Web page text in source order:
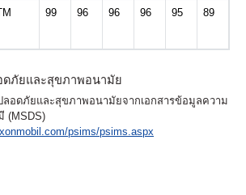
99 96 96 96 95 89
ภัยและสุขภาพอนามัย
อดภัยและสุขภาพอนามัยจากเอกสารข้อมูลความ
(MSDS)
psims/psims.aspx